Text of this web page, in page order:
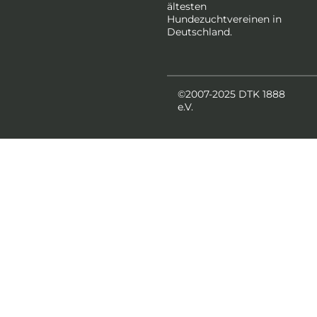
ältesten
Hundezuchtvereinen in
Deutschland.
©2007-2025 DTK 1888
e.V.